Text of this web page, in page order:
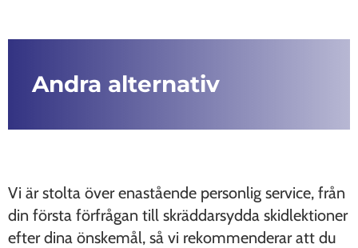
Andra alternativ
Vi är stolta över enastående personlig service, från
din första förfrågan till skräddarsydda skidlektioner
efter dina önskemål, så vi rekommenderar att du